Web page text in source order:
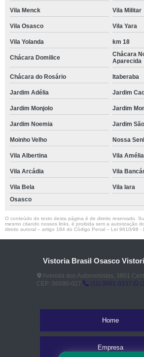
Vila Menck Vila Militar
Vila Osasco Vila Yara
Vila Yolanda km 18
Chácara Domilice
Chácara
Aparecida
Chácara do Rosário Itaberaba
Jardim Adélia Jardim
Jardim Monjolo Jardim
Jardim Noemia Jardim
Moinho Velho Nossa
Vila Albertina Vila Amélia
Vila Arcádia Vila
Vila Bela
Vila Iara
Osasco
O conteúdo do texto desta página é de direito reservado.
mesmo citando nossos links, é proibida sem a autorização
direito autoral – artigo 184 do Código Penal – Lei 9610/98 -
Vistoria Brasil Osasco
Avenida dos Autonomistas, 3801
CEP: 06090-027
(11) 3681-0337
Home
Empresa